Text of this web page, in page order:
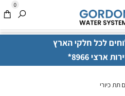
לכל חלקי הארץ
ארצי 8966*
0
תת כיורי